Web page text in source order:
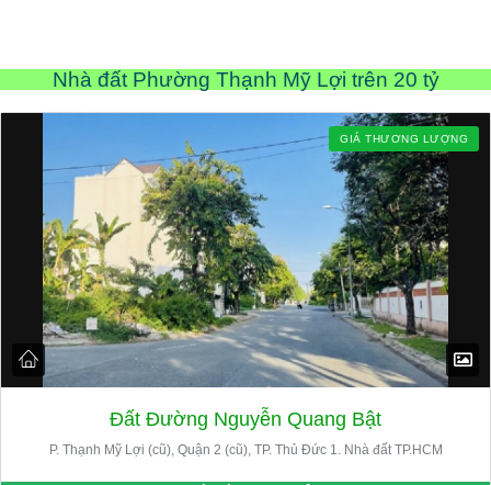
Nhà đất Phường Thạnh Mỹ Lợi trên 20 tỷ
GIÁ THƯƠNG LƯỢNG
Đất Đường Nguyễn Quang Bật
P. Thạnh Mỹ Lợi (cũ), Quận 2 (cũ), TP. Thủ Đức 1. Nhà đất TP.HCM